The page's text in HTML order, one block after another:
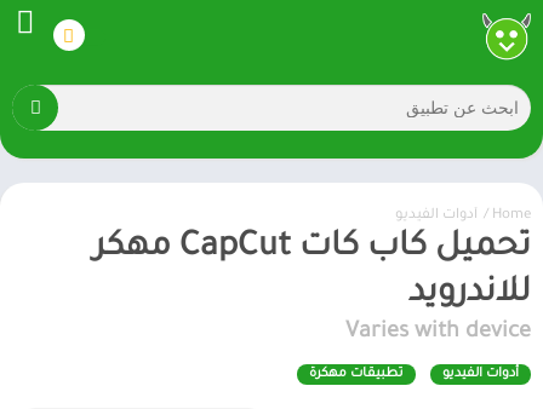
Home
/ أدوات الفيديو
تحميل كاب كات CapCut مهكر
للاندرويد
Varies with device
أدوات الفيديو تطبيقات مهكرة